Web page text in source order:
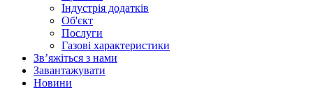
Індустрія додатків
Об'єкт
Послуги
Газові характеристики
Зв’яжіться з нами
Завантажувати
Новини